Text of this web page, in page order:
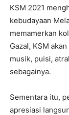
KSM 2021
kebudayaan
memamerkan
Gazal, KSM
musik, puisi,
sebagainya.
Sementara itu,
apresiasi